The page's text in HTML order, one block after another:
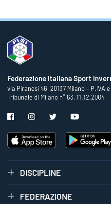
Federazione Italiana Sport
via Piranesi 46, 20137 Milano – P.IVA
Tribunale di Milano n° 63, 11.12.2004
DISCIPLINE
FEDERAZIONE